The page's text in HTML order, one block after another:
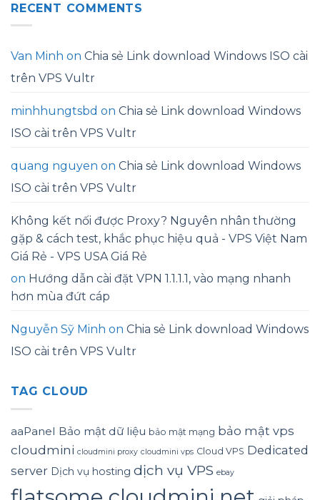
RECENT COMMENTS
Van Minh on Chia sẻ Link download Windows ISO cài
trên VPS Vultr
minhhungtsbd on Chia sẻ Link download Windows
ISO cài trên VPS Vultr
quang nguyen on Chia sẻ Link download Windows
ISO cài trên VPS Vultr
Không kết nối được Proxy? Nguyên nhân thường
gặp & cách test, khắc phục hiệu quả - VPS Việt Nam
Giá Rẻ - VPS USA Giá Rẻ
on Hướng dẫn cài đặt VPN 1.1.1.1, vào mạng nhanh
hơn mùa đứt cáp
Nguyễn Sỹ Minh on Chia sẻ Link download Windows
ISO cài trên VPS Vultr
TAG CLOUD
aaPanel Bảo mật dữ liệu bảo mật mạng bảo mật vps
cloudmini cloudmini proxy cloudmini vps Cloud VPS Dedicated
server Dịch vụ hosting dịch vụ VPS ebay